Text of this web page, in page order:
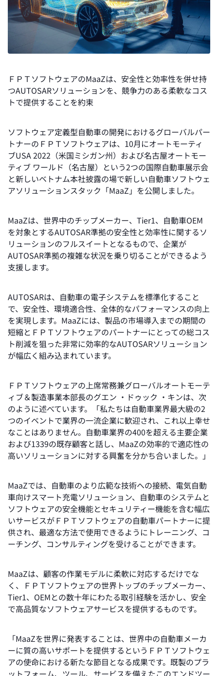
ＦＰＴソフトウェアのMaaZは、安全性と効率性を併せ持
つAUTOSARソリューションを、競争力のある柔軟なコス
トで提供することを約束
ソフトウェア定義型自動車の開発におけるグローバルパー
トナーのＦＰＴソフトウェアは、10月にオートモーティ
ブUSA 2022（米国ミシガン州）および名古屋オートモー
ティブ ワールド（名古屋）という2つの国際自動車展示会
と新しいベトナム本社披露の場で新しい自動車ソフトウェ
アソリューションスタック「MaaZ」を公開しました。
MaaZは、世界中のチップメーカー、Tier1、自動車OEM
を対象とするAUTOSAR準拠の安全性と効率性に関するソ
リューションのフルスイートとなるもので、企業が
AUTOSAR準拠の複雑な状況を乗り切ることができるよう
支援します。
AUTOSARは、自動車の電子システムを標準化すること
で、安全性、環境適合性、全体的なパフォーマンスの向上
を実現します。MaaZには、製品の市場導入までの期間の
短縮とＦＰＴソフトウェアのパートナーにとっての総コス
ト削減を狙った非常に効率的なAUTOSARソリューション
が幅広く組み込まれています。
ＦＰＴソフトウェアの上席常務兼グローバルオートモーテ
ィブ＆製造事業本部長のグエン ・ドゥック ・キンは、次
のように述べています。「私たちは自動車業界最大級の2
つのイベントで業界の一流企業に歓迎され、これ以上幸せ
なことはありません。自動車業界の400を超える主要企業
および1339の既存顧客と話し、MaaZの効率的で適応性の
高いソリューションに対する興奮を分かち合いました。」
MaaZでは、自動車のより広範な技術への接続、電気自動
車向けスマート充電ソリューション、自動車のシステムと
ソフトウェアの安全機能とセキュリティー機能を含む幅広
いサービスがＦＰＴソフトウェアの自動車パートナーに提
供され、最適な方法で使用できるようにトレーニング、コ
ーチング、コンサルティングを受けることができます。
MaaZは、顧客の作業モデルに柔軟に対応するだけでな
く、ＦＰＴソフトウェアの世界トップのチップメーカー、
Tier1、OEMとの数十年にわたる取引経験を活かし、安全
で高品質なソフトウェアサービスを提供するものです。
「MaaZを世界に発表することは、世界中の自動車メーカ
ーに質の高いサポートを提供するというＦＰＴソフトウェ
アの使命における新たな節目となる成果です。既製のプラ